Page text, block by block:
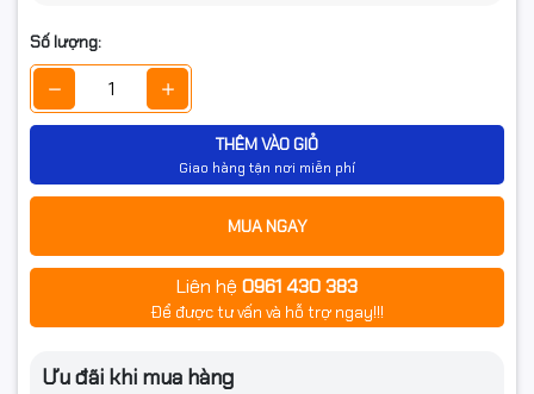
Số lượng:
THÊM VÀO GIỎ
Giao hàng tận nơi miễn phí
MUA NGAY
Liên hệ 0961 430 383
Để được tư vấn và hỗ trợ ngay!!!
Ưu đãi khi mua hàng